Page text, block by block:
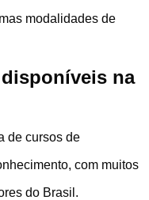
modalidades de
na
de cursos de
com muitos
do Brasil.